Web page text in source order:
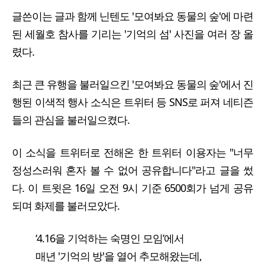
글쓴이는 글과 함께 닌텐도 '모여봐요 동물의 숲'에 마련
된 세월호 참사를 기리는 '기억의 섬' 사진을 여러 장 올
렸다.
최근 큰 유행을 불러일으킨 '모여봐요 동물의 숲'에서 진
행된 이색적 행사 소식은 트위터 등 SNS로 퍼져 네티즌
들의 관심을 불러일으켰다.
이 소식을 트위터로 전해온 한 트위터 이용자는 "너무
정성스러워 혼자 볼 수 없어 공유합니다"라고 글을 썼
다. 이 트윗은 16일 오전 9시 기준 6500회가 넘게 공유
되며 화제를 불러모았다.
‘4.16을 기억하는 숙명인 모임’에서
매년 '기억의 방'을 열어 추모해왔는데,